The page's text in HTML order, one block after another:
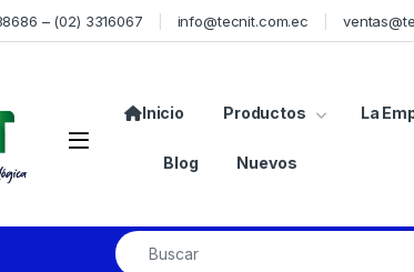
– (02) 3316067 info@tecnit.com.ec
Inicio Productos La
Blog Nuevos